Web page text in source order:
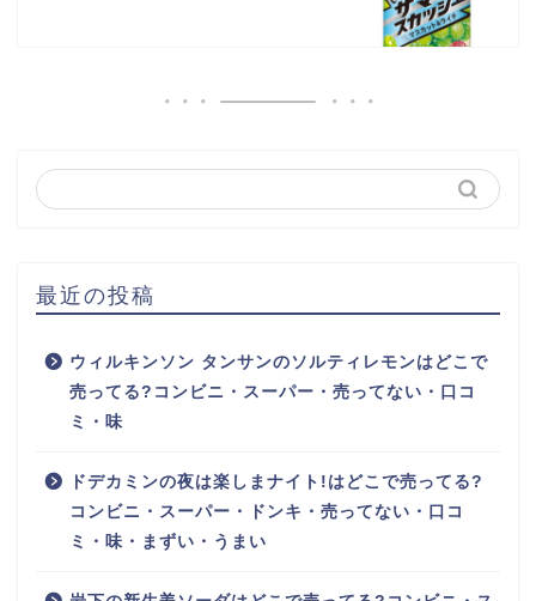
最近の投稿
ウィルキンソン タンサンのソルティレモンはどこで
売ってる?コンビニ・スーパー・売ってない・口コ
ミ・味
ドデカミンの夜は楽しまナイト!はどこで売ってる?
コンビニ・スーパー・ドンキ・売ってない・口コ
ミ・味・まずい・うまい